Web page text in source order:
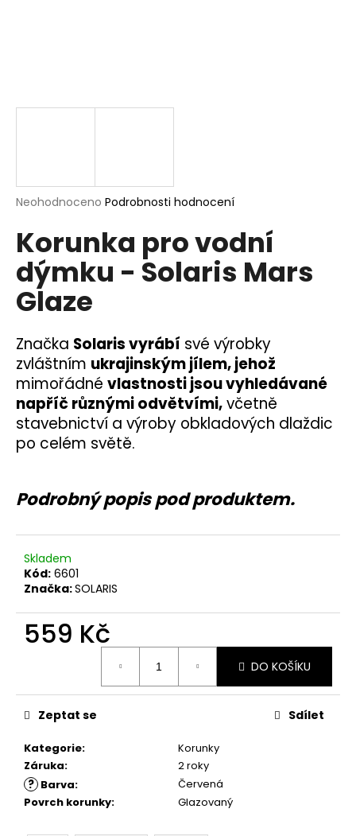
Průměrné
produktu
je
0,0
z
5
hvězdiček.
Neohodnoceno Podrobnosti hodnocení
Korunka pro vodní
dýmku - Solaris Mars
Glaze
Značka Solaris vyrábí své výrobky
zvláštním ukrajinským jílem, jehož
mimořádné vlastnosti jsou vyhledávané
napříč různými odvětvími,včetně
stavebnictví a výroby obkladových dlaždic
po celém světě.
Podrobný popis pod produktem.
Skladem
Kód: 6601
Značka:SOLARIS
559 Kč
DO KOŠÍKU
Kategorie:
Korunky
Záruka: 2 roky
? Barva:
Červená
Povrch korunky: Glazovaný
Zeptat se Sdílet
?
HLEDAT
D
o
p
o
u
č
u
j
e
m
e